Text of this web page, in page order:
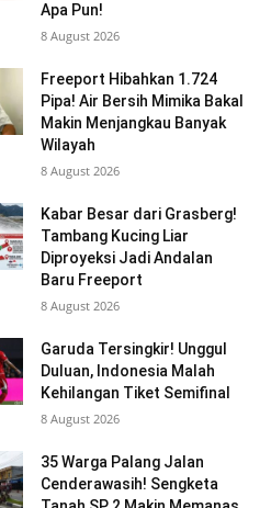
Apa Pun!
8 August 2026
Freeport Hibahkan 1.724
Pipa! Air Bersih Mimika Bakal
Makin Menjangkau Banyak
Wilayah
8 August 2026
Kabar Besar dari Grasberg!
Tambang Kucing Liar
Diproyeksi Jadi Andalan
Baru Freeport
8 August 2026
Garuda Tersingkir! Unggul
Duluan, Indonesia Malah
Kehilangan Tiket Semifinal
8 August 2026
35 Warga Palang Jalan
Cenderawasih! Sengketa